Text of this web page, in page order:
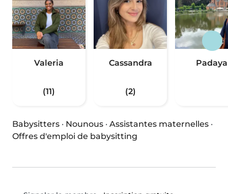
Valeria
(11)
Cassandra
(2)
Padaya
Babysitters · Nounous · Assistantes maternelles ·
Offres d'emploi de babysitting